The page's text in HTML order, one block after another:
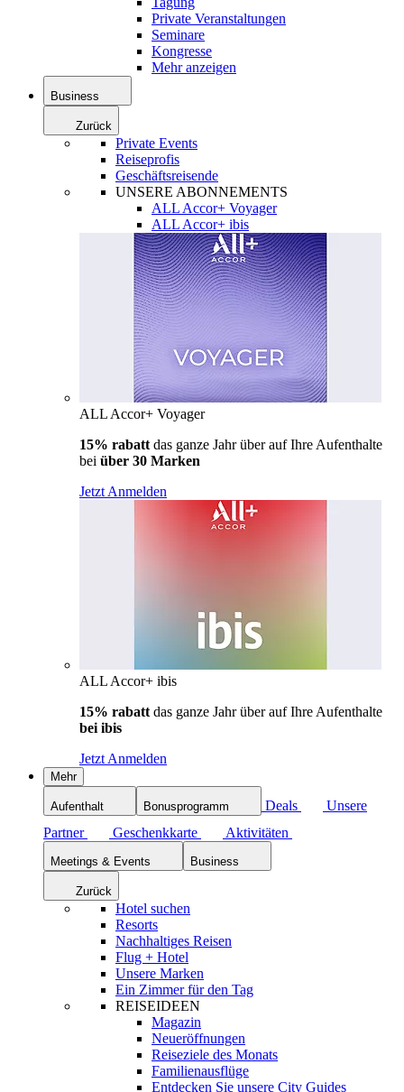
Private Veranstaltungen
Seminare
Kongresse
Mehr anzeigen
Business
Zurück
Private Events
Reiseprofis
Geschäftsreisende
UNSERE ABONNEMENTS
ALL Accor+ Voyager
ALL Accor+ ibis
ALL Accor+ Voyager
15% rabatt das ganze Jahr über auf Ihre Aufenthalte
bei über 30 Marken
Jetzt Anmelden
ALL Accor+ ibis
15% rabatt das ganze Jahr über auf Ihre Aufenthalte
bei ibis
Jetzt Anmelden
Mehr
Aufenthalt Bonusprogramm Deals
Unsere
Partner
Geschenkkarte Aktivitäten
Meetings & Events Business
Zurück
Hotel suchen
Resorts
Nachhaltiges Reisen
Flug + Hotel
Unsere Marken
Ein Zimmer für den Tag
REISEIDEEN
Magazin
Neueröffnungen
Reiseziele des Monats
Familienausflüge
Entdecken Sie unsere City Guides